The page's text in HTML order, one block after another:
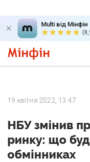
Multi від Мінфін
19 квітня 2022, 13:47
НБУ змінив
ринку: що
обмінниках